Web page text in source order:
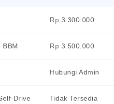
Rp 3.300.000
BBM Rp 3.500.000
Hubungi Admin
Drive Tidak Tersedia